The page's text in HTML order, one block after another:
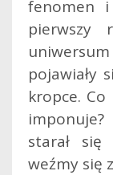
fenomen i
pierwszy
pojawiały
kropce.
starał
weźmy się